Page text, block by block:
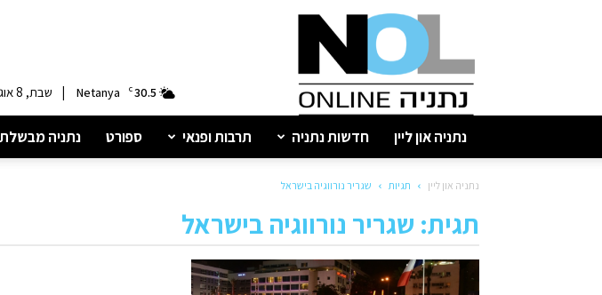
נתניה
30.5
C
Netanya
| שבת, 8 אוגוסט, 2026
נתניה און ליין חדשות נתניה תרבות ופנאי ספורט נתניה מבשלת
נתניה און ליין תגיות שגריר נורווגיה בישראל
תגית: שגריר נורווגיה בישראל